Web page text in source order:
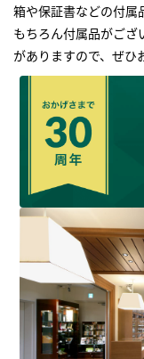
箱や保証書などの付属
もちろん付属品がござ
がありますので、ぜひ